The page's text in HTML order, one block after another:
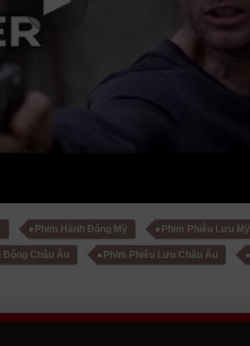
Phim Hành Động Mỹ Phim Phiêu Lưu Mỹ
Động Châu Âu Phim Phiêu Lưu Châu Âu